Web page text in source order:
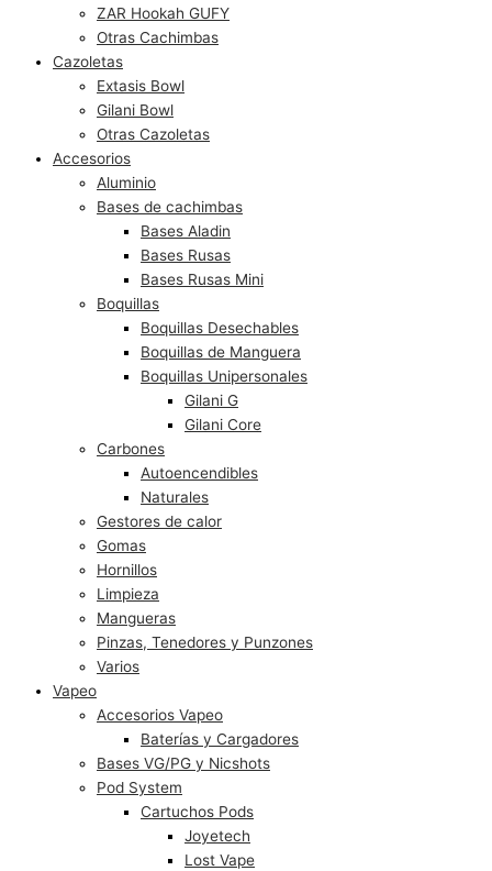
ZAR Hookah GUFY
Otras Cachimbas
Cazoletas
Extasis Bowl
Gilani Bowl
Otras Cazoletas
Accesorios
Aluminio
Bases de cachimbas
Bases Aladin
Bases Rusas
Bases Rusas Mini
Boquillas
Boquillas Desechables
Boquillas de Manguera
Boquillas Unipersonales
Gilani G
Gilani Core
Carbones
Autoencendibles
Naturales
Gestores de calor
Gomas
Hornillos
Limpieza
Mangueras
Pinzas, Tenedores y Punzones
Varios
Vapeo
Accesorios Vapeo
Baterías y Cargadores
Bases VG/PG y Nicshots
Pod System
Cartuchos Pods
Joyetech
Lost Vape